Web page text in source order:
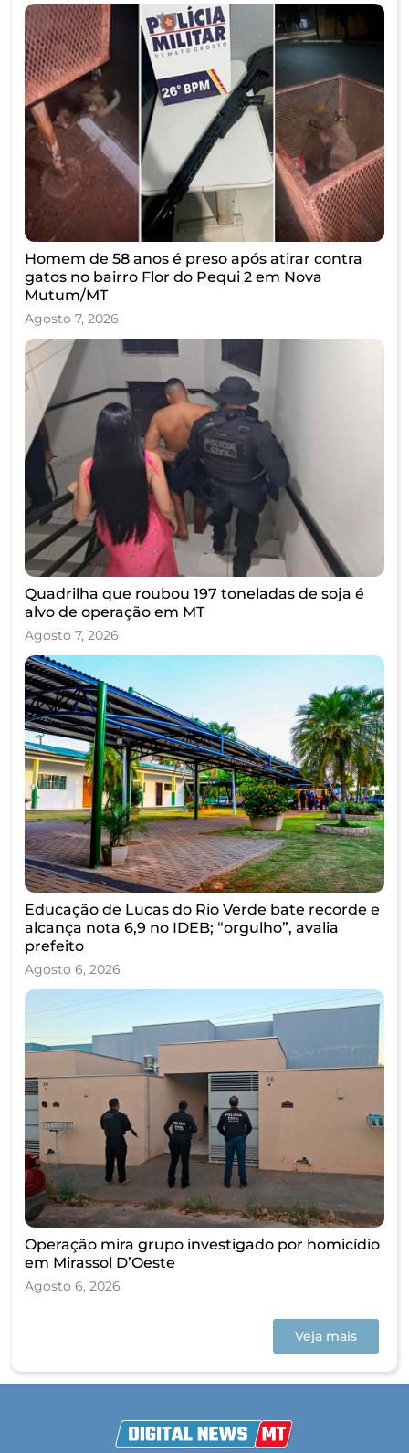
Homem de 58 anos é preso após atirar contra
gatos no bairro Flor do Pequi 2 em Nova
Mutum/MT
Agosto 7, 2026
Quadrilha que roubou 197 toneladas de soja é
alvo de operação em MT
Agosto 7, 2026
Educação de Lucas do Rio Verde bate recorde e
alcança nota 6,9 no IDEB; “orgulho”, avalia
prefeito
Agosto 6, 2026
Operação mira grupo investigado por homicídio
em Mirassol D’Oeste
Agosto 6, 2026
Veja mais